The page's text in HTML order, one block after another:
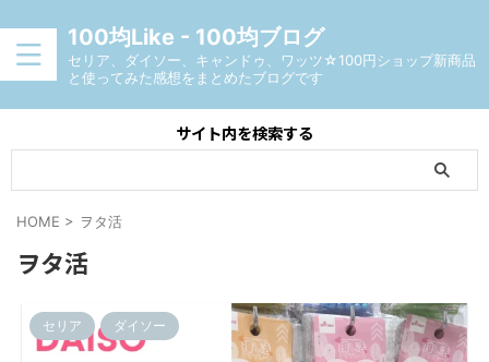
100均Like - 100均ブログ
セリア、ダイソー、キャンドゥ、ワッツ☆100円ショップ新商品
と使ってみた感想をまとめたブログです
サイト内を検索する
HOME > ヲタ活
ヲタ活
セリア ダイソー